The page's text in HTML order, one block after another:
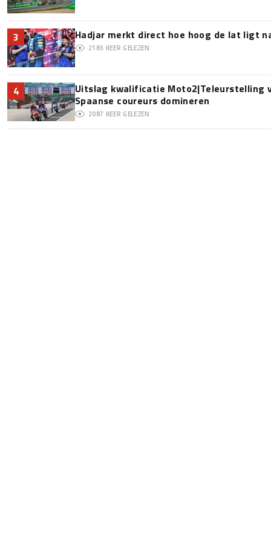
3 Hadjar merkt direct hoe hoog de lat ligt
2183 KEER GELEZEN
4
Uitslag kwalificatie Moto2|Teleurstelling
Spaanse coureurs domineren
2087 KEER GELEZEN